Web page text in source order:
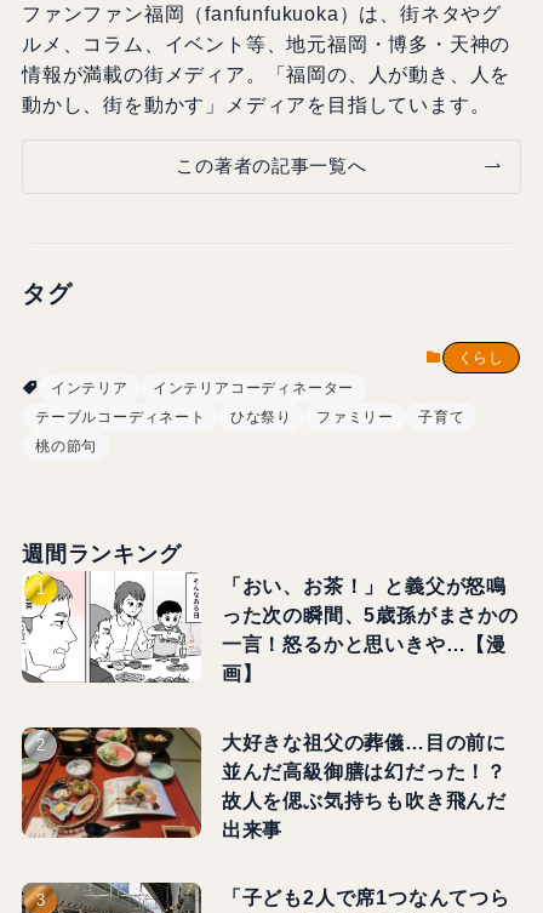
ファンファン福岡（fanfunfukuoka）は、街ネタやグ
ルメ、コラム、イベント等、地元福岡・博多・天神の
情報が満載の街メディア。「福岡の、人が動き、人を
動かし、街を動かす」メディアを目指しています。
この著者の記事一覧へ
タグ
くらし
インテリア
インテリアコーディネーター
テーブルコーディネート
ひな祭り ファミリー
子育て
桃の節句
週間ランキング
「おい、お茶！」と義父が怒鳴
った次の瞬間、5歳孫がまさかの
一言！怒るかと思いきや…【漫
画】
大好きな祖父の葬儀…目の前に
並んだ高級御膳は幻だった！？
故人を偲ぶ気持ちも吹き飛んだ
出来事
「子ども2人で席1つなんてつら